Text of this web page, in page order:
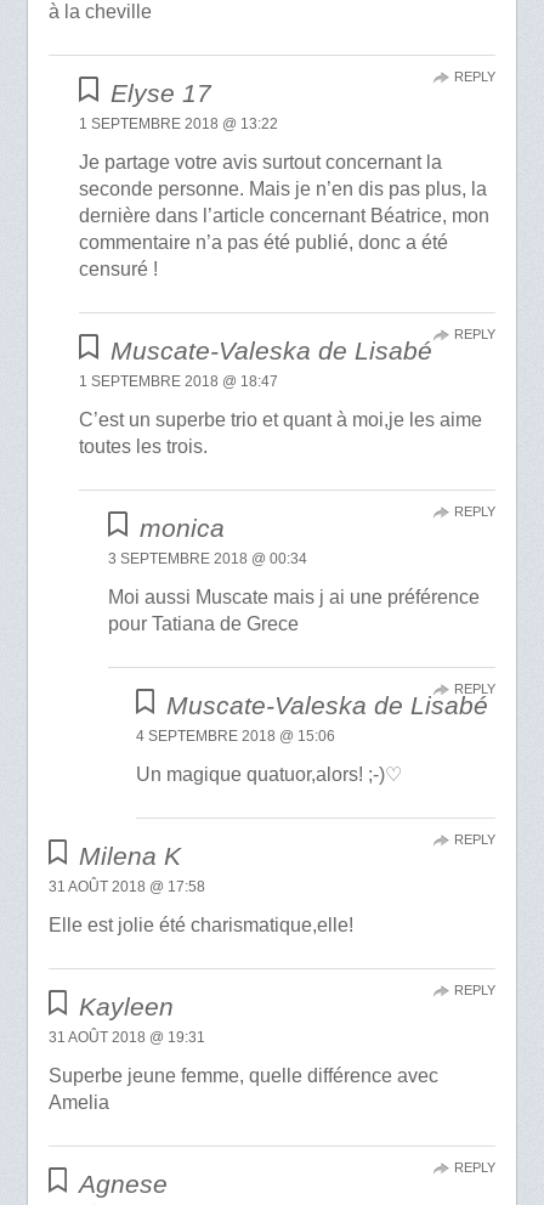
à la cheville
Elyse 17
1 SEPTEMBRE 2018 @ 13:22
Je partage votre avis surtout concernant la
seconde personne. Mais je n’en dis pas plus, la
dernière dans l’article concernant Béatrice, mon
commentaire n’a pas été publié, donc a été
censuré !
REPLY
Muscate-Valeska de Lisabé
1 SEPTEMBRE 2018 @ 18:47
C’est un superbe trio et quant à moi,je les aime
toutes les trois.
REPLY
monica
3 SEPTEMBRE 2018 @ 00:34
Moi aussi Muscate mais j ai une préférence
pour Tatiana de Grece
REPLY
Muscate-Valeska de Lisabé
4 SEPTEMBRE 2018 @ 15:06
Un magique quatuor,alors! ;-)♡
REPLY
Milena K
31 AOÛT 2018 @ 17:58
Elle est jolie été charismatique,elle!
REPLY
Kayleen
31 AOÛT 2018 @ 19:31
Superbe jeune femme, quelle différence avec
Amelia
REPLY
Agnese
REPLY